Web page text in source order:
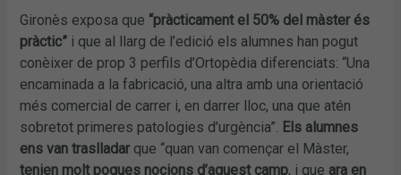
Gironès exposa que “pràcticament el 50% del màster és
pràctic” i que al llarg de l’edició els alumnes han pogut
conèixer de prop 3 perfils d’Ortopèdia diferenciats: “Una
encaminada a la fabricació, una altra amb una orientació
més comercial de carrer i, en darrer lloc, una que atén
sobretot primeres patologies d’urgència”. Els alumnes
ens van traslladarque “quan van començar el Màster,
tenien molt poques nocions d’aquest camp, i que ara en